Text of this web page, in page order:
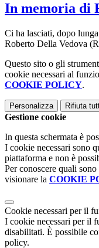
In memoria di
Ci ha lasciati, dopo
Roberto Della Vedova
Questo sito o gli
cookie necessari al
COOKIE POLICY.
Personalizza Rifiuta
Gestione cookie
In questa schermata è
I cookie necessari sono
piattaforma e non è
Per conoscere quali
visionare la COOKIE
Cookie necessari per il
I cookie necessari per il
disabilitati. È possibile
policy.